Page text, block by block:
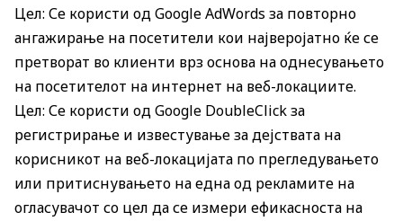
Цел: Се користи од Google AdWords за повторно
ангажирање на посетители кои најверојатно ќе се
претворат во клиенти врз основа на однесувањето
на посетителот на интернет на веб-локациите.
Цел: Се користи од Google DoubleClick за
регистрирање и известување за дејствата на
корисникот на веб-локацијата по прегледувањето
или притиснувањето на една од рекламите на
огласувачот со цел да се измери ефикасноста на